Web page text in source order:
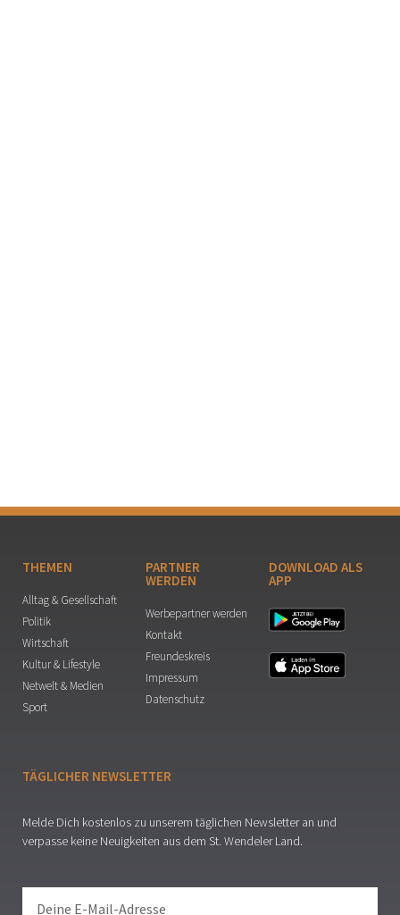
THEMEN
Alltag & Gesellschaft
Politik
Wirtschaft
Kultur & Lifestyle
Netwelt & Medien
Sport
PARTNER
WERDEN
Werbepartner werden
Kontakt
Freundeskreis
Impressum
Datenschutz
DOWNLOAD ALS
APP
TÄGLICHER NEWSLETTER
Melde Dich kostenlos zu unserem täglichen Newsletter an und
verpasse keine Neuigkeiten aus dem St. Wendeler Land.